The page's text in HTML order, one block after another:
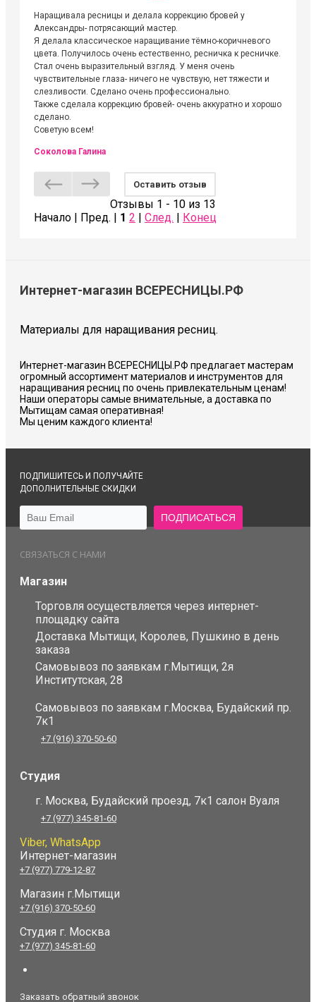
Наращивала ресницы и делала коррекцию бровей у
Александры- потрясающий мастер.
Я делала классическое наращивание тёмно-коричневого
цвета. Получилось очень естественно, ресничка к ресничке.
Стал очень выразительный взгляд. У меня очень
чувствительные глаза- ничего не чувствую, нет тяжести и
слезливости. Сделано очень профессионально.
Также сделала коррекцию бровей- очень аккуратно и хорошо
сделано.
Советую всем!
Соколова Галина
Оставить отзыв
Отзывы 1 - 10 из 13
Начало | Пред. | 1 2 | След. | Конец
Интернет-магазин ВСЕРЕСНИЦЫ.РФ
Материалы для наращивания ресниц.
Интернет-магазин ВСЕРЕСНИЦЫ.РФ предлагает мастерам
огромный ассортимент материалов и инструментов для
наращивания ресниц по очень привлекательным ценам!
Наши операторы самые внимательные, а доставка по
Мытищам самая оперативная!
Мы ценим каждого клиента!
ПОДПИШИТЕСЬ И ПОЛУЧАЙТЕ
ДОПОЛНИТЕЛЬНЫЕ СКИДКИ
СВЯЗАТЬСЯ С НАМИ
Магазин
Торговля осуществляется через интернет-
площадку сайта
Доставка Мытищи, Королев, Пушкино в день
заказа
Самовывоз по заявкам г.Мытищи, 2я
Институтская, 28
Самовывоз по заявкам г.Москва, Будайский пр.
7к1
+7 (916) 370-50-60
Студия
г. Москва, Будайский проезд, 7к1 салон Вуаля
+7 (977) 345-81-60
Viber, WhatsApp
Интернет-магазин
+7 (977) 779-12-87
Магазин г.Мытищи
+7 (916) 370-50-60
Студия г. Москва
+7 (977) 345-81-60
Заказать обратный звонок